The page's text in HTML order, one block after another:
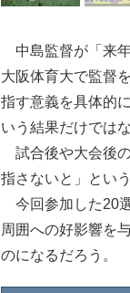
中島監督が「来年
大阪体育大で監督
指す意義を具体的
いう結果だけでは
試合後や大会後
指さないと」とい
今回参加した20
周囲への好影響を
のになるだろう。